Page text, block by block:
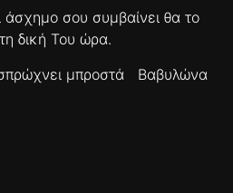
σου συμβαίνει θα το
δική Του ώρα.
μπροστά
Βαβυλώνα